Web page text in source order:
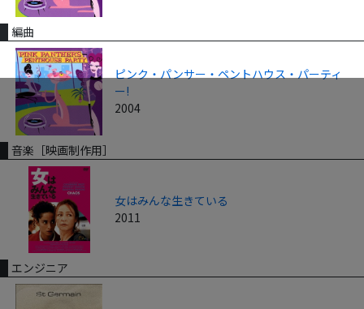
編曲
ピンク・パンサー・ペントハウス・パーティ
ー!
2004
音楽［映画制作用］
女はみんな生きている
2011
エンジニア